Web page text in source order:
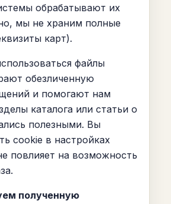
обрабатывают их
мы не храним полные
карт).
файлы
обезличенную
и помогают нам
каталога или статьи о
полезными. Вы
cookie в настройках
повлияет на возможность
полученную